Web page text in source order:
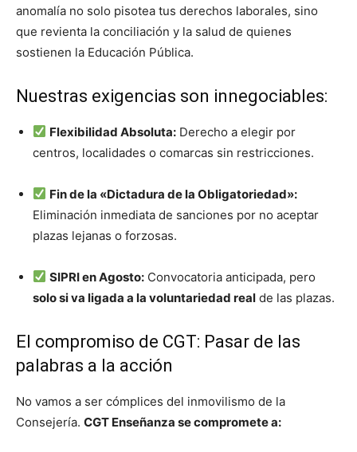
anomalía no solo pisotea tus derechos laborales, sino
que revienta la conciliación y la salud de quienes
sostienen la Educación Pública.
Nuestras exigencias son innegociables:
Flexibilidad Absoluta: Derecho a elegir por
centros, localidades o comarcas sin restricciones.
Fin de la «Dictadura de la Obligatoriedad»:
Eliminación inmediata de sanciones por no aceptar
plazas lejanas o forzosas.
SIPRI en Agosto: Convocatoria anticipada, pero
solo si va ligada a la voluntariedad real de las plazas.
El compromiso de CGT: Pasar de las
palabras a la acción
No vamos a ser cómplices del inmovilismo de la
Consejería. CGT Enseñanza se compromete a: